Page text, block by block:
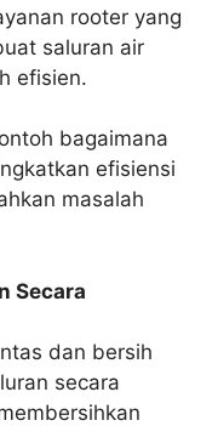
rooter yang
saluran air
efisien.
bagaimana
efisiensi
masalah
Secara
dan bersih
secara